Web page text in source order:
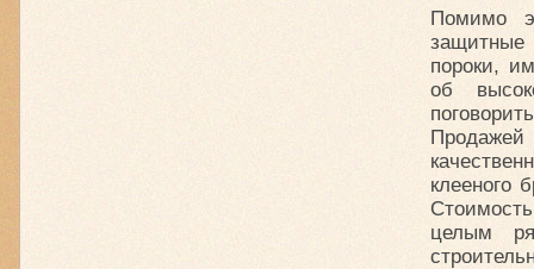
Помимо
защитные
пороки,
об
клееного
целым